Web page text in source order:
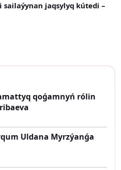
jaqsylyq kútedi –
qoǵamnyń rólin
Uldana Myrzýanǵa